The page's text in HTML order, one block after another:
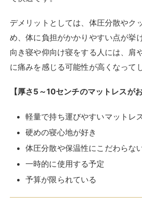
予算が限られている
厚さ10～19センチ
暑さが10～19センチのマットレスは
れており、寝心地や耐久性が高い で
チのマットレスは体の凹凸に合わせ
骨盤の位置が正しく保たれ、筋肉や
れます。
ポケットコイルやボンネルコイルな
る場合は、体にフィットして適度な